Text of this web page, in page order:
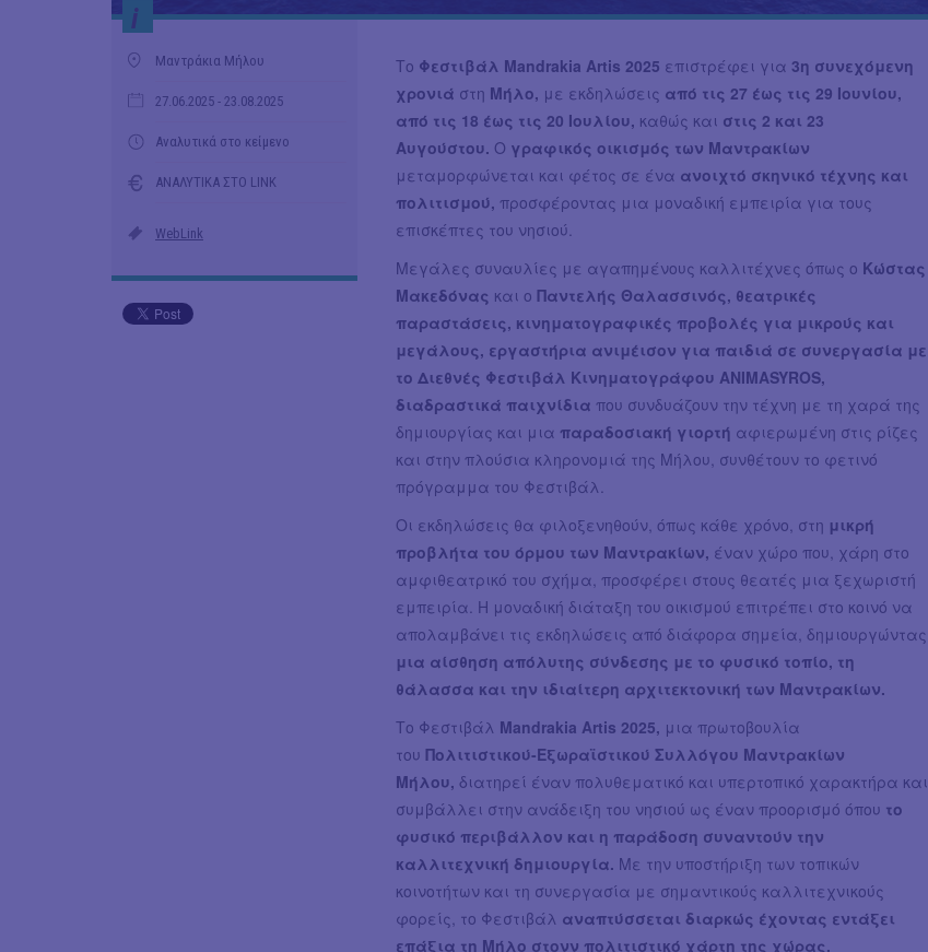
i
Μαντράκια Μήλου
27.06.2025 - 23.08.2025
Αναλυτικά στο κείμενο
ΑΝΑΛΥΤΙΚΑ ΣΤΟ LINK
WebLink
Το Φεστιβάλ Mandrakia Artis 2025 επιστρέφει για 3η συνεχόμενη
χρονιά στη Μήλο, με εκδηλώσεις από τις 27 έως τις 29 Ιουνίου,
από τις 18 έως τις 20 Ιουλίου, καθώς και στις 2 και 23
Αυγούστου. Ο γραφικός οικισμός των Μαντρακίων
μεταμορφώνεται και φέτος σε ένα ανοιχτό σκηνικό τέχνης και
πολιτισμού, προσφέροντας μια μοναδική εμπειρία για τους
επισκέπτες του νησιού.
Μεγάλες συναυλίες με αγαπημένους καλλιτέχνες όπως ο Κώστας
Μακεδόνας και ο Παντελής Θαλασσινός, θεατρικές
παραστάσεις, κινηματογραφικές προβολές για μικρούς και
μεγάλους, εργαστήρια ανιμέισον για παιδιά σε συνεργασία με
το Διεθνές Φεστιβάλ Κινηματογράφου ANIMASYROS,
διαδραστικά παιχνίδια που συνδυάζουν την τέχνη με τη χαρά της
δημιουργίας και μια παραδοσιακή γιορτή αφιερωμένη στις ρίζες
και στην πλούσια κληρονομιά της Μήλου, συνθέτουν το φετινό
πρόγραμμα του Φεστιβάλ.
Οι εκδηλώσεις θα φιλοξενηθούν, όπως κάθε χρόνο, στη μικρή
προβλήτα του όρμου των Μαντρακίων, έναν χώρο που, χάρη στο
αμφιθεατρικό του σχήμα, προσφέρει στους θεατές μια ξεχωριστή
εμπειρία. Η μοναδική διάταξη του οικισμού επιτρέπει στο κοινό να
απολαμβάνει τις εκδηλώσεις από διάφορα σημεία, δημιουργώντας
μια αίσθηση απόλυτης σύνδεσης με το φυσικό τοπίο, τη
θάλασσα και την ιδιαίτερη αρχιτεκτονική των Μαντρακίων.
Το Φεστιβάλ Mandrakia Artis 2025, μια πρωτοβουλία
του Πολιτιστικού-Εξωραϊστικού Συλλόγου Μαντρακίων
Μήλου, διατηρεί έναν πολυθεματικό και υπερτοπικό χαρακτήρα και
συμβάλλει στην ανάδειξη του νησιού ως έναν προορισμό όπου το
φυσικό περιβάλλον και η παράδοση συναντούν την
καλλιτεχνική δημιουργία. Με την υποστήριξη των τοπικών
κοινοτήτων και τη συνεργασία με σημαντικούς καλλιτεχνικούς
φορείς, το Φεστιβάλ αναπτύσσεται διαρκώς έχοντας εντάξει
επάξια τη Μήλο στονν πολιτιστικό χάρτη της χώρας.